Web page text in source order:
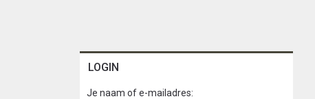
LOGIN
Je naam of e-mailadres